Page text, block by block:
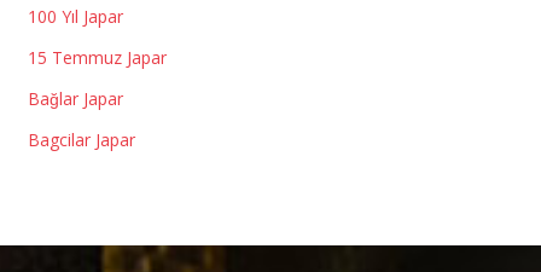
100 Yıl Japar
15 Temmuz Japar
Bağlar Japar
Bagcilar Japar